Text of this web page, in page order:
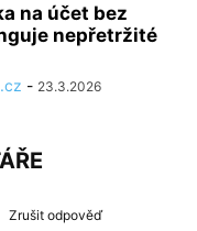
na účet bez
nepřetržité
- 23.3.2026
Zrušit odpověď